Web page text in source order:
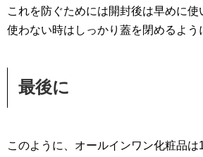
これを防ぐためには開封後は早めに使
使わない時はしっかり蓋を閉めるよう
最後に
このように、オールインワン化粧品